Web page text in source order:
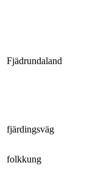
Fjädrundaland
fjärdingsväg
folkkung